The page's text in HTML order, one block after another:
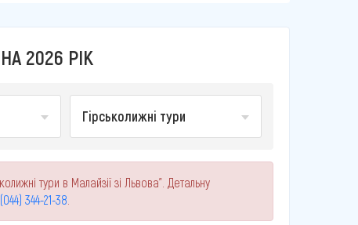
2026 РІК
Гірськолижні тури
тури в Малайзії зі Львова". Детальну
344-21-38